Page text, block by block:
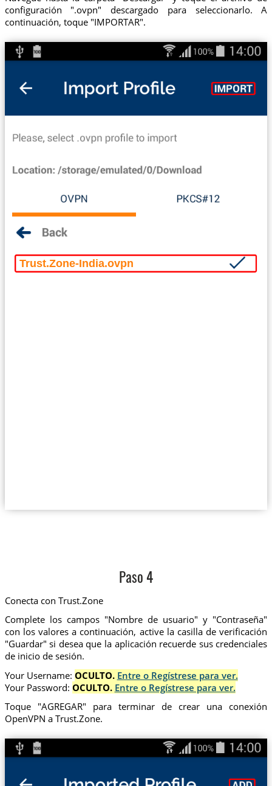
configuración ".ovpn" descargado para seleccionarlo. A
continuación, toque "IMPORTAR".
Trust.Zone-India.ovpn
Paso 4
Conecta con Trust.Zone
Complete los campos "Nombre de usuario" y "Contraseña"
con los valores a continuación, active la casilla de verificación
"Guardar" si desea que la aplicación recuerde sus credenciales
de inicio de sesión.
Your Username: OCULTO. Entre o Regístrese para ver.
Your Password: OCULTO. Entre o Regístrese para ver.
Toque "AGREGAR" para terminar de crear una conexión
OpenVPN a Trust.Zone.